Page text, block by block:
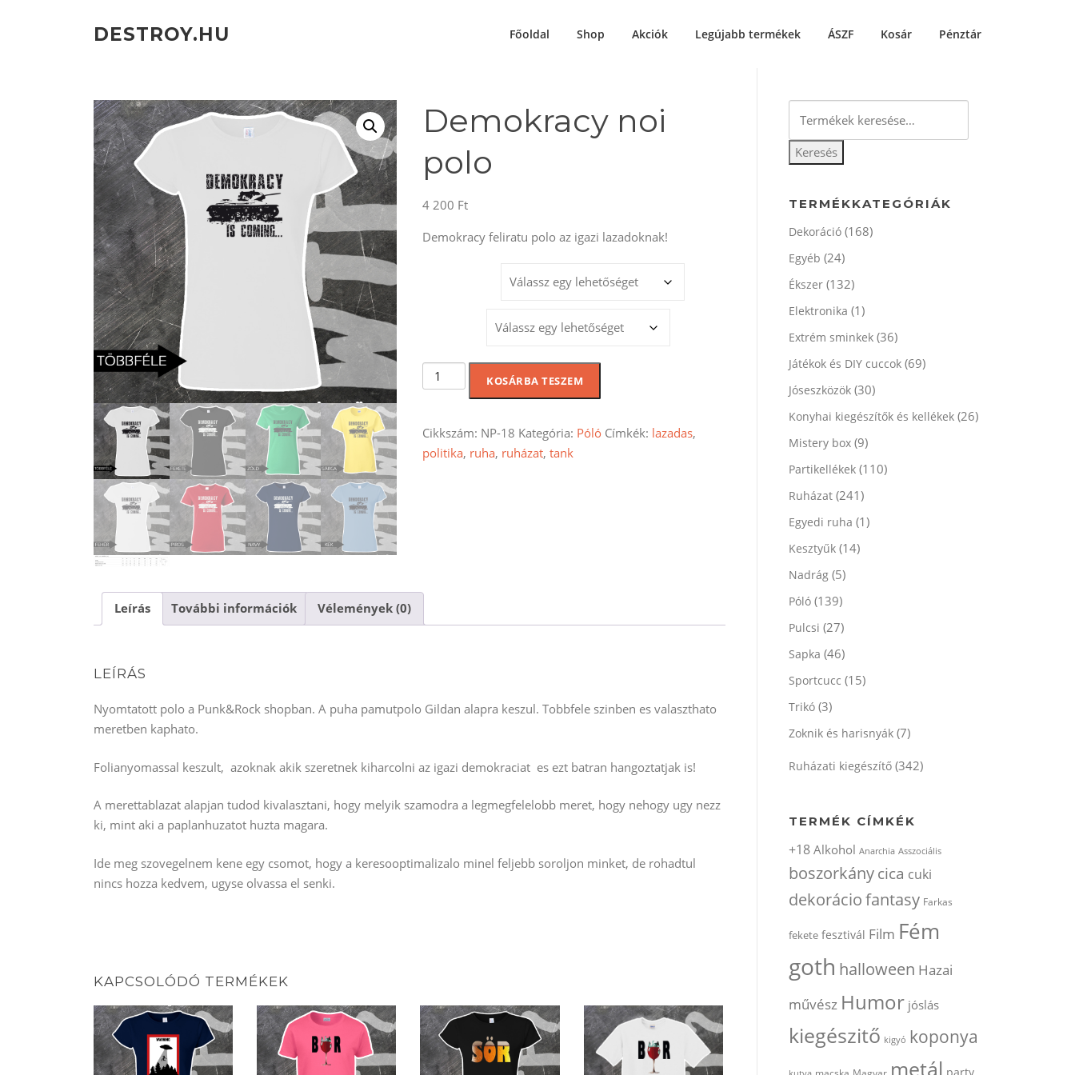
DESTROY.HU Főoldal Shop Akciók Legújabb termékek ÁSZF Kosár Pénztár
Demokracy noi
polo
4 200 Ft
Demokracy feliratu polo az igazi lazadoknak!
Demokracy
noi
mennyiség
KOSÁRBA TESZEM
Cikkszám: NP-18 Kategória: Póló Címkék: lazadas,
politika, ruha, ruházat, tank
Leírás További információk Vélemények (0)
LEÍRÁS
Nyomtatott polo a Punk&Rock shopban. A puha pamutpolo Gildan alapra keszul. Tobbfele szinben es valaszthato
meretben kaphato.
Folianyomassal keszult, azoknak akik szeretnek kiharcolni az igazi demokraciat es ezt batran hangoztatjak is!
A merettablazat alapjan tudod kivalasztani, hogy melyik szamodra a legmegfelelobb meret, hogy nehogy ugy nezz
ki, mint aki a paplanhuzatot huzta magara.
Ide meg szovegelnem kene egy csomot, hogy a keresooptimalizalo minel feljebb soroljon minket, de rohadtul
nincs hozza kedvem, ugyse olvassa el senki.
KAPCSOLÓDÓ TERMÉKEK
következőre:
Keresés
TERMÉKKATEGÓRIÁK
Dekoráció (168)
Egyéb (24)
Ékszer (132)
Elektronika (1)
Extrém sminkek (36)
Játékok és DIY cuccok (69)
Jóseszközök (30)
Konyhai kiegészítők és kellékek (26)
Mistery box (9)
Partikellékek (110)
Ruházat (241)
Egyedi ruha (1)
Kesztyűk (14)
Nadrág (5)
Póló (139)
Pulcsi (27)
Sapka (46)
Sportcucc (15)
Trikó (3)
Zoknik és harisnyák (7)
Ruházati kiegészítő (342)
TERMÉK CÍMKÉK
+18 Alkohol Anarchia Asszociális
boszorkánycica cuki
dekoráciofantasy Farkas
fekete fesztivál Film Fém
goth halloween Hazai
művész Humor jóslás
kiegészitő kigyó koponya
metál